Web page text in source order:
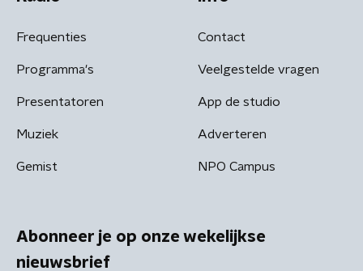
Frequenties
Programma's
Presentatoren
Muziek
Gemist
Contact
Veelgestelde vragen
App de studio
Adverteren
NPO Campus
Abonneer je op onze wekelijkse
nieuwsbrief